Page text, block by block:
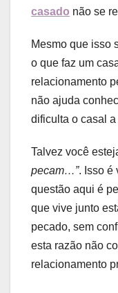
casado não se
Mesmo que isso
o que faz um
relacionamento
não ajuda
dificulta o casal
Talvez você
pecam…”. Isso é
questão aqui é
que vive junto
pecado, sem
esta razão não
relacionamento